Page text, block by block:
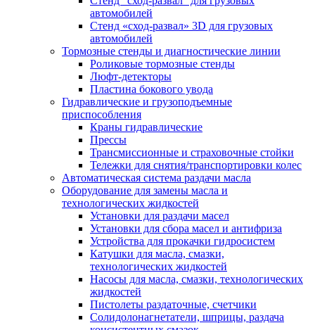
автомобилей
Стенд «сход-развал» 3D для грузовых
автомобилей
Тормозные стенды и диагностические линии
Роликовые тормозные стенды
Люфт-детекторы
Пластина бокового увода
Гидравлические и грузоподъемные
приспособления
Краны гидравлические
Прессы
Трансмиссионные и страховочные стойки
Тележки для снятия/транспортировки колес
Автоматическая система раздачи масла
Оборудование для замены масла и
технологических жидкостей
Установки для раздачи масел
Установки для сбора масел и антифриза
Устройства для прокачки гидросистем
Катушки для масла, смазки,
технологических жидкостей
Насосы для масла, смазки, технологических
жидкостей
Пистолеты раздаточные, счетчики
Солидолонагнетатели, шприцы, раздача